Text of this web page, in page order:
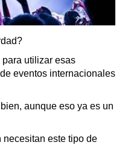
utilizar esas
eventos internacionales
aunque eso ya es un
este tipo de